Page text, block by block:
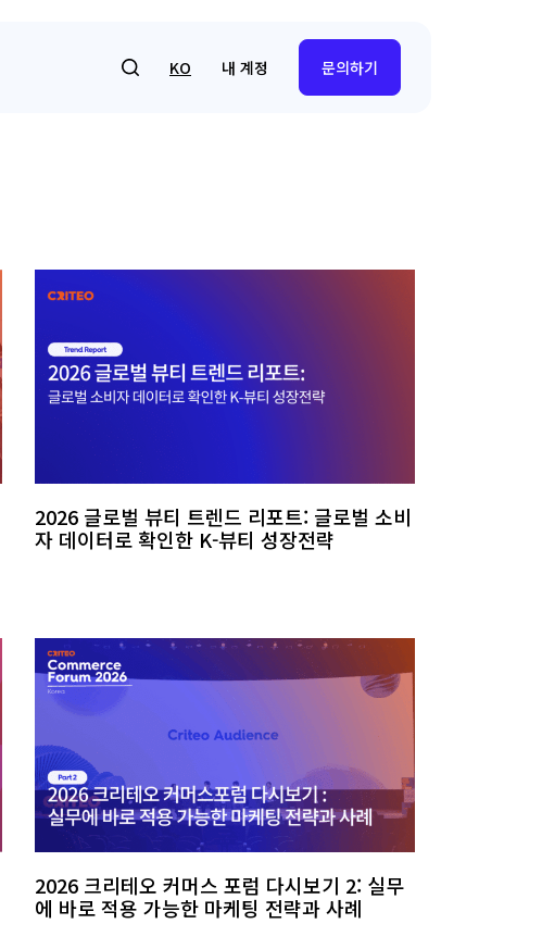
KO 내 계정 문의하기
2026 글로벌 뷰티 트렌드 리포트: 글로벌 소비
자 데이터로 확인한 K-뷰티 성장전략
2026 크리테오 커머스 포럼 다시보기 2: 실무
에 바로 적용 가능한 마케팅 전략과 사례